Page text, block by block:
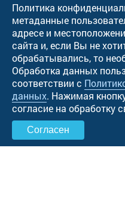
Политика
метаданные
адресе и
сайта и, если Вы не
обрабатывались, то
Обработка данных
соответствии с
данных. Нажимая
согласие на обработку
Согласен